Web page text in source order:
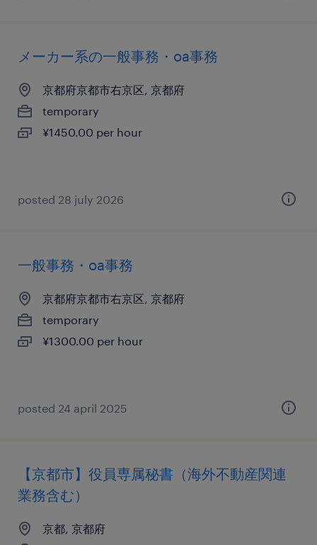
メーカー系の一般事務・oa事務
京都府京都市右京区, 京都府
temporary
¥1450.00 per hour
posted 28 july 2026
一般事務・oa事務
京都府京都市右京区, 京都府
temporary
¥1300.00 per hour
posted 24 april 2025
【京都市】役員専属秘書（海外不動産関連
業務含む）
京都, 京都府